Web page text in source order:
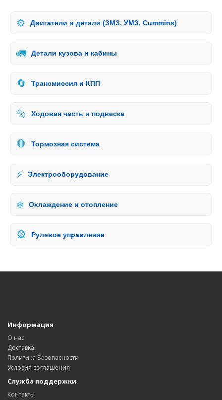
⚙️ Двигатели и детали (ЗМЗ, УМЗ, Cummins)
🚛 Детали кузова и кабины
🔄 Трансмиссия и КПП
🔩 Ходовая часть и подвеска
🛑 Тормозная система
⚡ Электрооборудование
❄️ Охлаждение и отопление
🎡 Рулевое управление
Информация
О нас
Доставка
Политика Безопасности
Условия соглашения
Служба поддержки
Контакты